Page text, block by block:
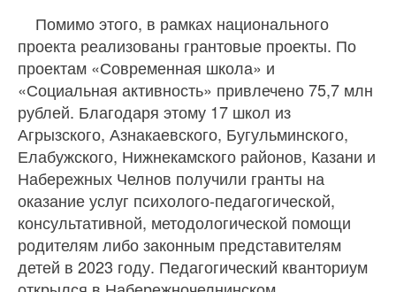
Помимо этого, в рамках национального
проекта реализованы грантовые проекты. По
проектам «Современная школа» и
«Социальная активность» привлечено 75,7 млн
рублей. Благодаря этому 17 школ из
Агрызского, Азнакаевского, Бугульминского,
Елабужского, Нижнекамского районов, Казани и
Набережных Челнов получили гранты на
оказание услуг психолого-педагогической,
консультативной, методологической помощи
родителям либо законным представителям
детей в 2023 году. Педагогический кванториум